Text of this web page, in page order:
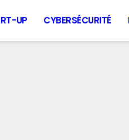
UP CYBERSÉCURITÉ